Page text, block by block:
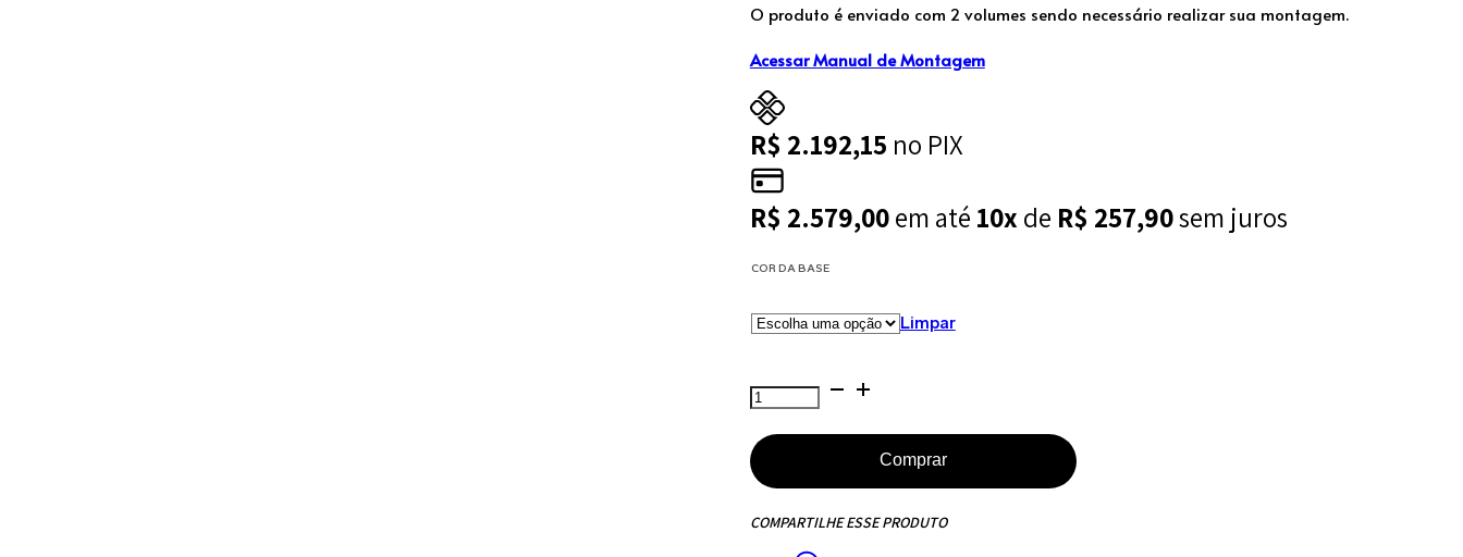
O produto é enviado com 2 volumes sendo necessário realizar sua montagem.
Acessar Manual de Montagem
R$ 2.192,15 no PIX
R$ 2.579,00em até 10x de R$ 257,90sem juros
COR DA BASE
Limpar
Mesa
Jantar
Saarinen
Redonda
Comprar
COMPARTILHE ESSE PRODUTO